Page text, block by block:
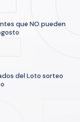
que NO pueden
del Loto sorteo